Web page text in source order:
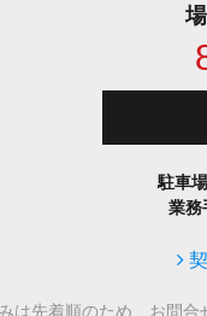
駐車
業務
は先着順のため、お問